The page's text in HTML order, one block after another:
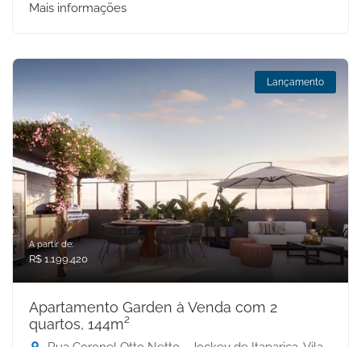
Mais informações
Lançamento
A partir de:
R$ 1.199.420
Apartamento Garden à Venda com 2
quartos, 144m²